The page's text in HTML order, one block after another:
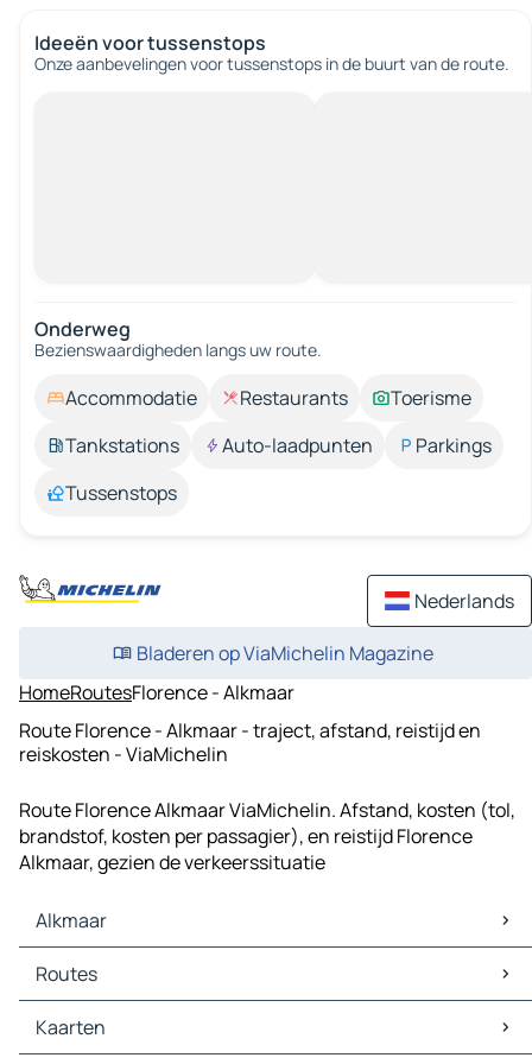
Ideeën voor tussenstops
Onze aanbevelingen voor tussenstops in de buurt van de route.
Onderweg
Bezienswaardigheden langs uw route.
Accommodatie Restaurants
Toerisme
Tankstations
Auto-laadpunten
Parkings
Tussenstops
Nederlands
Bladeren op ViaMichelin Magazine
HomeRoutesFlorence - Alkmaar
Route Florence - Alkmaar - traject, afstand, reistijd en
reiskosten - ViaMichelin
Route Florence Alkmaar ViaMichelin. Afstand, kosten (tol,
brandstof, kosten per passagier), en reistijd Florence
Alkmaar, gezien de verkeerssituatie
Alkmaar
Alkmaar Kaarten
Alkmaar Verkeer
Alkmaar Hotels
Alkmaar Restaurants
Routes
Routes Alkmaar - Amsterdam
Routes Alkmaar - Haarlem
Kaarten